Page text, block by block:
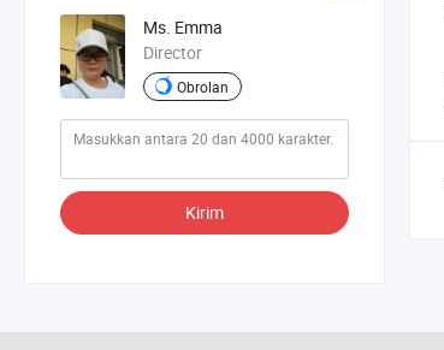
Ms. Emma
Director
Obrolan
Kirim